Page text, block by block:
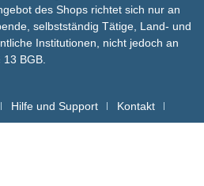
des Shops richtet sich nur an
selbstständig Tätige, Land- und
Institutionen, nicht jedoch an
BGB.
Hilfe und Support Kontakt